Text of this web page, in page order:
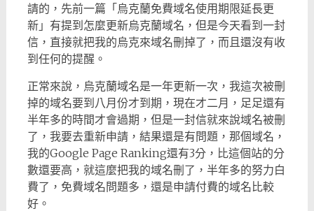
請的，先前一篇「烏克蘭免費域名使用期限延長更
新」有提到怎麼更新烏克蘭域名，但是今天看到一封
信，直接就把我的烏克來域名刪掉了，而且還沒有收
到任何的提醒。
正常來說，烏克蘭域名是一年更新一次，我這次被刪
掉的域名要到八月份才到期，現在才二月，足足還有
半年多的時間才會過期，但是一封信就來說域名被刪
了，我要去重新申請，結果還是有問題，那個域名，
我的Google Page Ranking還有3分，比這個站的分
數還要高，就這麼把我的域名刪了，半年多的努力白
費了，免費域名問題多，還是申請付費的域名比較
好。